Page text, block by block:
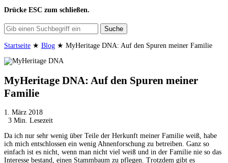
Drücke ESC zum schließen.
Suche
Startseite ★ Blog ★ MyHeritage DNA: Auf den Spuren meiner Familie
MyHeritage DNA: Auf den Spuren meiner
Familie
1. März 2018
3 Min. Lesezeit
Da ich nur sehr wenig über Teile der Herkunft meiner Familie weiß, habe
ich mich entschlossen ein wenig Ahnenforschung zu betreiben. Ganz so
einfach ist es nicht, wenn man nicht viel weiß und in der Familie nie so das
Interesse bestand, einen Stammbaum zu pflegen. Trotzdem gibt es